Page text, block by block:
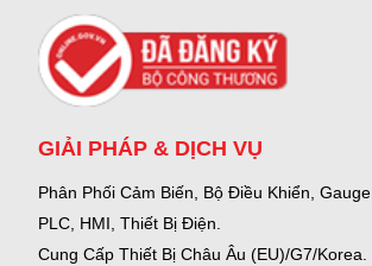
GIẢI PHÁP & DỊCH VỤ
Phân Phối Cảm Biến, Bộ Điều Khiển, Gauge,
PLC, HMI, Thiết Bị Điện.
Cung Cấp Thiết Bị Châu Âu (EU)/G7/Korea.